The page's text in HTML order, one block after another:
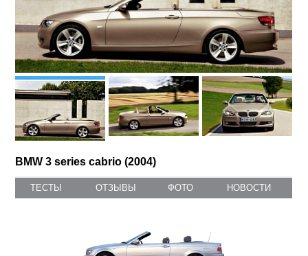
BMW 3 series cabrio (2004)
ТЕСТЫ ОТЗЫВЫ ФОТО НОВОСТИ